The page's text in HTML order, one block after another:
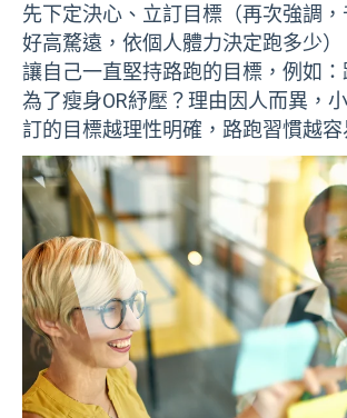
先下定決心、立訂目標（再次強調
好高騖遠，依個人體力決定跑多少
讓自己一直堅持路跑的目標，例如
為了瘦身OR紓壓？理由因人而異，
訂的目標越理性明確，路跑習慣越容